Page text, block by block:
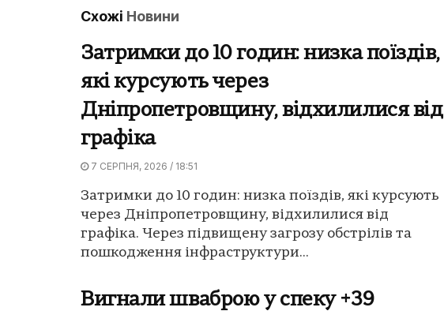
Схожі Новини
Затримки до 10 годин: низка поїздів,
які курсують через
Дніпропетровщину, відхилилися від
графіка
7 СЕРПНЯ, 2026 / 18:51
Затримки до 10 годин: низка поїздів, які курсують
через Дніпропетровщину, відхилилися від
графіка. Через підвищену загрозу обстрілів та
пошкодження інфраструктури...
Вигнали шваброю у спеку +39